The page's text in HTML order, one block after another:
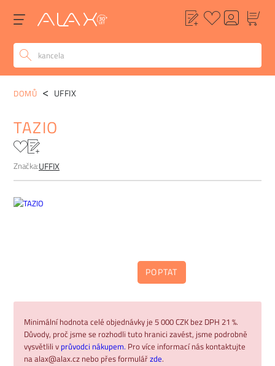
POPIS
DOMŮ UFFIX
TAZIO
Značka:UFFIX
POPTAT
Minimální hodnota celé objednávky je 5 000 CZK bez DPH 21 %.
Důvody, proč jsme se rozhodli tuto hranici zavést, jsme podrobně
vysvětlili v průvodci nákupem. Pro více informací nás kontaktujte
na alax@alax.cz nebo přes formulářzde.